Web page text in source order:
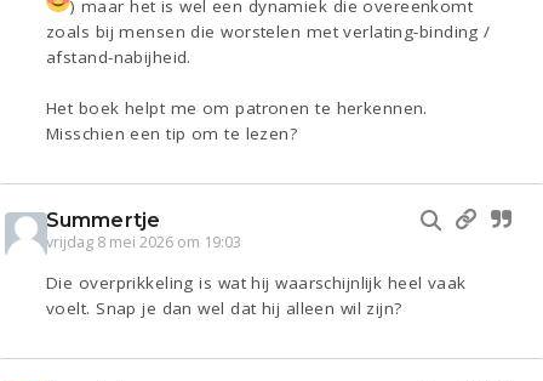
) maar het is wel een dynamiek die overeenkomt
zoals bij mensen die worstelen met verlating-binding /
afstand-nabijheid.
Het boek helpt me om patronen te herkennen.
Misschien een tip om te lezen?
Summertje
vrijdag 8 mei 2026 om 19:03
Die overprikkeling is wat hij waarschijnlijk heel vaak
voelt. Snap je dan wel dat hij alleen wil zijn?